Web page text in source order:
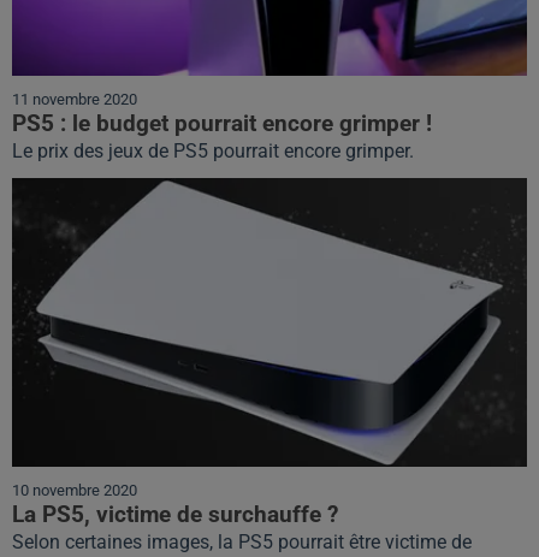
11 novembre 2020
PS5 : le budget pourrait encore grimper !
Le prix des jeux de PS5 pourrait encore grimper.
10 novembre 2020
La PS5, victime de surchauffe ?
Selon certaines images, la PS5 pourrait être victime de